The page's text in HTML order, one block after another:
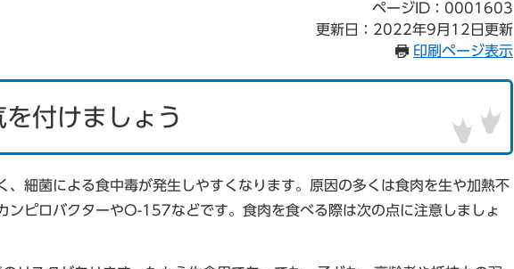
ページID：0001603
更新日：2022年9月12日更新
印刷ページ表示
付けましょう
、細菌による食中毒が発生しやすくなります。原因の多くは食肉を生や加熱不
ンピロバクターやO-157などです。食肉を食べる際は次の点に注意しましょ